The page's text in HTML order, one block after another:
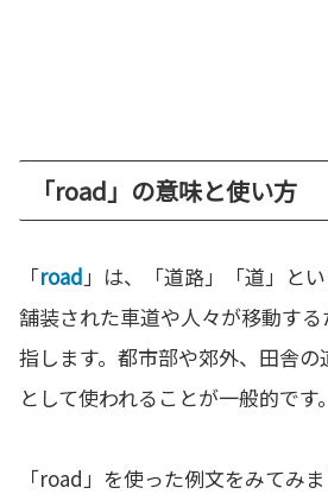
「road」の意味と使い方
「road 」は、「道路」「道」とい
舗装された車道や人々が移動す
指します。都市部や郊外、田舎
として使われることが一般的です。
「road」を使った例文をみてみま